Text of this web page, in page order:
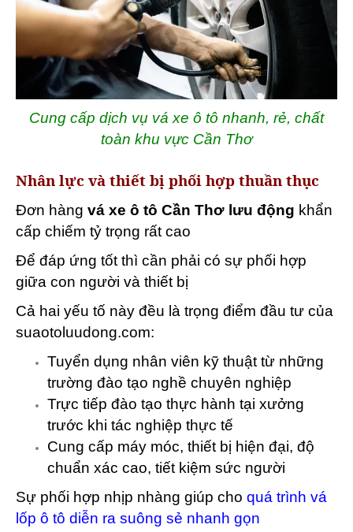
Cung cấp dịch vụ vá xe ô tô nhanh, rẻ, chất
toàn khu vực Cần Thơ
Nhân lực và thiết bị phối hợp thuần thục
Đơn hàng vá xe ô tô Cần Thơ lưu động khẩn
cấp chiếm tỷ trọng rất cao
Để đáp ứng tốt thì cần phải có sự phối hợp
giữa con người và thiết bị
Cả hai yếu tố này đều là trọng điểm đầu tư của
suaotoluudong.com:
Tuyển dụng nhân viên kỹ thuật từ những
trường đào tạo nghề chuyên nghiệp
Trực tiếp đào tạo thực hành tại xưởng
trước khi tác nghiệp thực tế
Cung cấp máy móc, thiết bị hiện đại, độ
chuẩn xác cao, tiết kiệm sức người
Sự phối hợp nhịp nhàng giúp cho quá trình vá
lốp ô tô diễn ra suông sẻ nhanh gọn